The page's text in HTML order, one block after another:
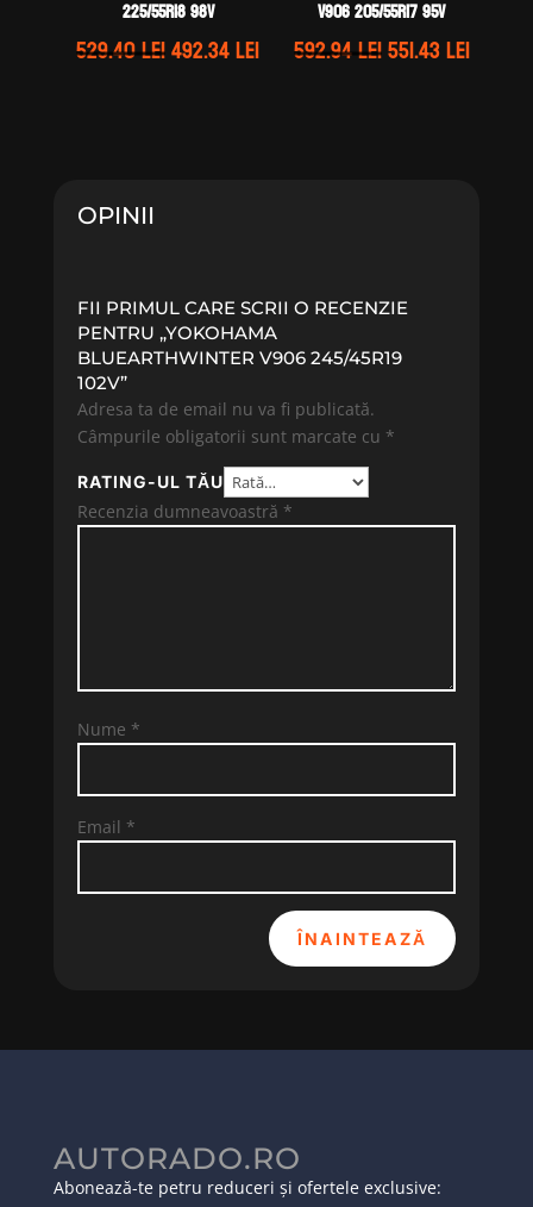
225/55R18 98V
529.40leiPrețul
492.34leiPrețul
V906 205/55R17 95V
592.94leiPrețul
551.43leiPrețul
OPINII
FII PRIMUL CARE SCRII O RECENZIE
PENTRU „YOKOHAMA
BLUEARTHWINTER V906 245/45R19
102V”
Adresa ta de email nu va fi publicată.
Câmpurile obligatorii sunt marcate cu *
RATING-UL TĂU
Recenzia dumneavoastră *
Nume *
Email *
ÎNAINTEAZĂ
AUTORADO.RO
Abonează-te petru reduceri și ofertele exclusive: